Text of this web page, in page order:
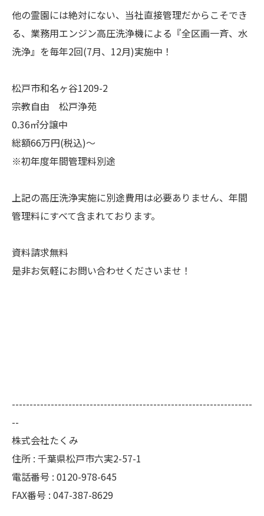
他の霊園には絶対にない、当社直接管理だからこそでき
る、業務用エンジン高圧洗浄機による『全区画一斉、水
洗浄』を毎年2回(7月、12月)実施中！
松戸市和名ヶ谷1209-2
宗教自由 松戸浄苑
0.36㎡分譲中
総額66万円(税込)～
※初年度年間管理料別途
上記の高圧洗浄実施に別途費用は必要ありません、年間
管理料にすべて含まれております。
資料請求無料
是非お気軽にお問い合わせくださいませ！
--------------------------------------------------------------------
--
株式会社たくみ
住所 : 千葉県松戸市六実2-57-1
電話番号 : 0120-978-645
FAX番号 : 047-387-8629